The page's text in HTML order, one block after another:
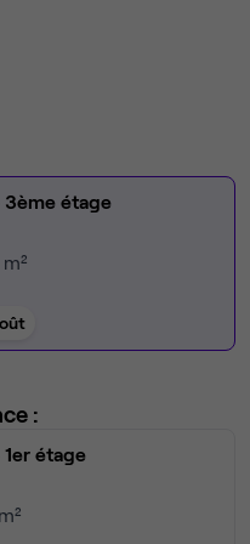
3ème étage
:
1er étage